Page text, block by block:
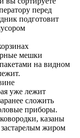
перед
подготовит
мешки
на видном
уже лежит
сложить
приборы.
казаны
жиром